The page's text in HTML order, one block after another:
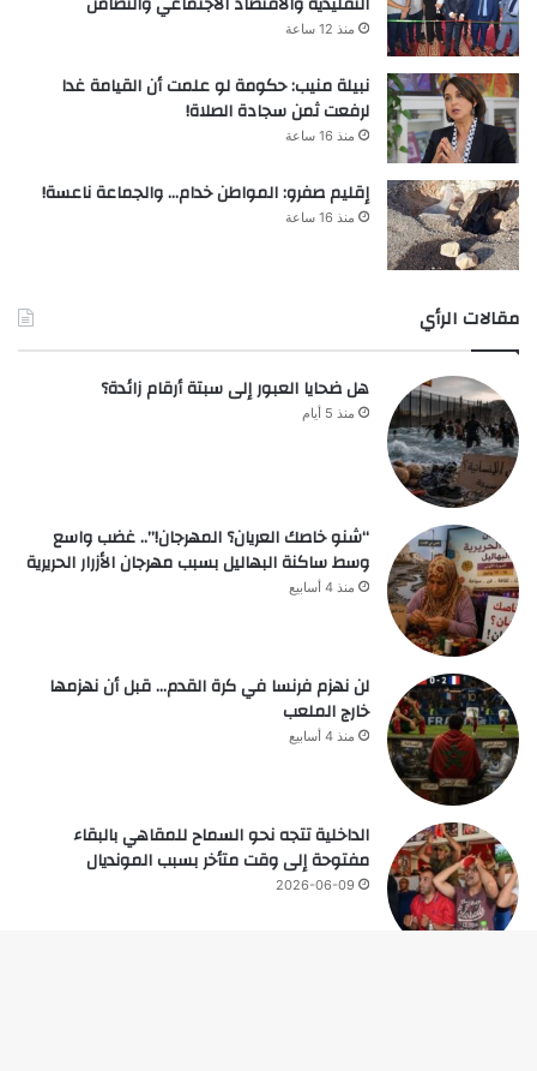
منذ 12 ساعة
نبيلة منيب: حكومة لو علمت أن القيامة غدا
لرفعت ثمن سجادة الصلاة!
منذ 16 ساعة
إقليم صفرو: المواطن خدام… والجماعة ناعسة!
منذ 16 ساعة
مقالات الرأي
هل ضحايا العبور إلى سبتة أرقام زائدة؟
منذ 5 أيام
“شنو خاصك العريان؟ المهرجان!”.. غضب واسع
وسط ساكنة البهاليل بسبب مهرجان الأزرار الحريرية
منذ 4 أسابيع
لن نهزم فرنسا في كرة القدم… قبل أن نهزمها
خارج الملعب
منذ 4 أسابيع
الداخلية تتجه نحو السماح للمقاهي بالبقاء
مفتوحة إلى وقت متأخر بسبب المونديال
2026-06-09